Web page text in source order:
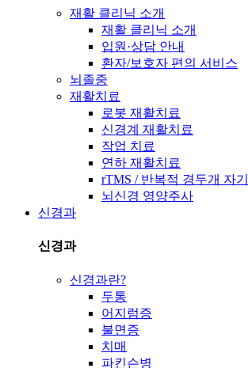
재활 클리닉 소개
재활 클리닉 소개
입원·상담 안내
환자/보호자 편의 서비스
뇌졸중
재활치료
로봇 재활치료
신경계 재활치료
작업 치료
연하 재활치료
rTMS / 반복적 경두개 자
뇌신경 영양주사
신경과
신경과
신경과란?
두통
어지럼증
불면증
치매
파킨슨병